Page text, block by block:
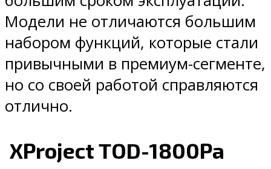
Модели не отличаются большим
набором функций, которые стали
привычными в премиум-сегменте,
но со своей работой справляются
отлично.
XProject TOD-1800Pa